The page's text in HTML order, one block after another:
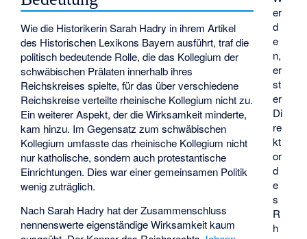
er
d
e
n,
er
st
er
Di
re
kt
or
d
e
s
R
h
Wie die Historikerin Sarah Hadry in ihrem Artikel
des Historischen Lexikons Bayern ausführt, traf die
politisch bedeutende Rolle, die das Kollegium der
schwäbischen Prälaten innerhalb ihres
Reichskreises spielte, für das über verschiedene
Reichskreise verteilte rheinische Kollegium nicht zu.
Ein weiterer Aspekt, der die Wirksamkeit minderte,
kam hinzu. Im Gegensatz zum schwäbischen
Kollegium umfasste das rheinische Kollegium nicht
nur katholische, sondern auch protestantische
Einrichtungen. Dies war einer gemeinsamen Politik
wenig zuträglich.
Nach Sarah Hadry hat der Zusammenschluss
nennenswerte eigenständige Wirksamkeit kaum